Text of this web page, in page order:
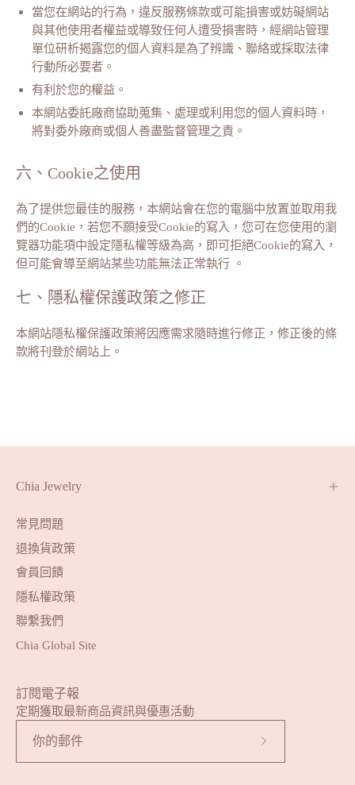
當您在網站的行為，違反服務條款或可能損害或妨礙網站
與其他使用者權益或導致任何人遭受損害時，經網站管理
單位研析揭露您的個人資料是為了辨識、聯絡或採取法律
行動所必要者。
有利於您的權益。
本網站委託廠商協助蒐集、處理或利用您的個人資料時，
將對委外廠商或個人善盡監督管理之責。
六、Cookie之使用
為了提供您最佳的服務，本網站會在您的電腦中放置並取用我
們的Cookie，若您不願接受Cookie的寫入，您可在您使用的瀏
覽器功能項中設定隱私權等級為高，即可拒絕Cookie的寫入，
但可能會導至網站某些功能無法正常執行 。
七、隱私權保護政策之修正
本網站隱私權保護政策將因應需求隨時進行修正，修正後的條
款將刊登於網站上。
Chia Jewelry
常見問題
退換貨政策
會員回饋
隱私權政策
聯繫我們
Chia Global Site
訂閱電子報
定期獲取最新商品資訊與優惠活動